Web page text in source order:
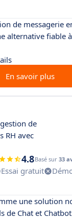
de messagerie
alternative fiable
En savoir plus
de
RH avec
4.8Basé sur 33
Essai gratuit
une solution
de Chat et